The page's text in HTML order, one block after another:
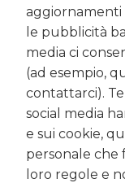
le pubblicità
media ci
(ad esempio,
contattarci).
social media
e sui cookie,
personale che
loro regole e